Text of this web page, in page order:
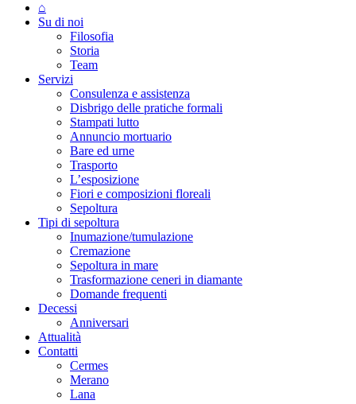
⌂
Su di noi
Filosofia
Storia
Team
Servizi
Consulenza e assistenza
Disbrigo delle pratiche formali
Stampati lutto
Annuncio mortuario
Bare ed urne
Trasporto
L’esposizione
Fiori e composizioni floreali
Sepoltura
Tipi di sepoltura
Inumazione/tumulazione
Cremazione
Sepoltura in mare
Trasformazione ceneri in diamante
Domande frequenti
Decessi
Anniversari
Attualità
Contatti
Cermes
Merano
Lana